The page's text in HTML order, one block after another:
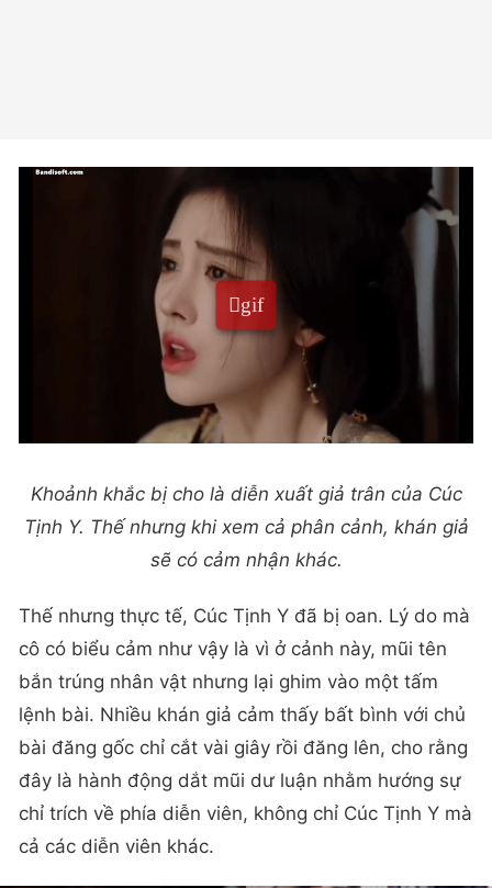
Khoảnh khắc bị cho là diễn xuất giả trân của Cúc
Tịnh Y. Thế nhưng khi xem cả phân cảnh, khán giả
sẽ có cảm nhận khác.
Thế nhưng thực tế, Cúc Tịnh Y đã bị oan. Lý do mà
cô có biểu cảm như vậy là vì ở cảnh này, mũi tên
bắn trúng nhân vật nhưng lại ghim vào một tấm
lệnh bài. Nhiều khán giả cảm thấy bất bình với chủ
bài đăng gốc chỉ cắt vài giây rồi đăng lên, cho rằng
đây là hành động dắt mũi dư luận nhằm hướng sự
chỉ trích về phía diễn viên, không chỉ Cúc Tịnh Y mà
cả các diễn viên khác.